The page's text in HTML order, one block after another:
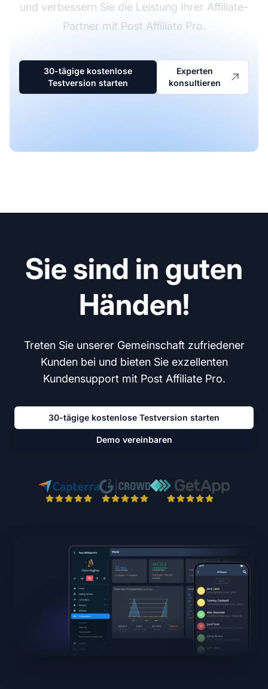
und verbessern Sie die Leistung Ihrer Affiliate-
Partner mit Post Affiliate Pro.
30-tägige kostenlose
Testversion starten
Experten
konsultieren
Sie sind in guten
Händen!
Treten Sie unserer Gemeinschaft zufriedener
Kunden bei und bieten Sie exzellenten
Kundensupport mit Post Affiliate Pro.
30-tägige kostenlose Testversion starten
Demo vereinbaren